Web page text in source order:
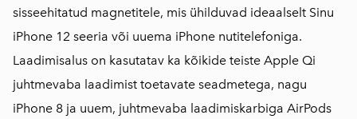
sisseehitatud magnetitele, mis ühilduvad ideaalselt Sinu
iPhone 12 seeria või uuema iPhone nutitelefoniga.
Laadimisalus on kasutatav ka kõikide teiste Apple Qi
juhtmevaba laadimist toetavate seadmetega, nagu
iPhone 8 ja uuem, juhtmevaba laadimiskarbiga AirPods